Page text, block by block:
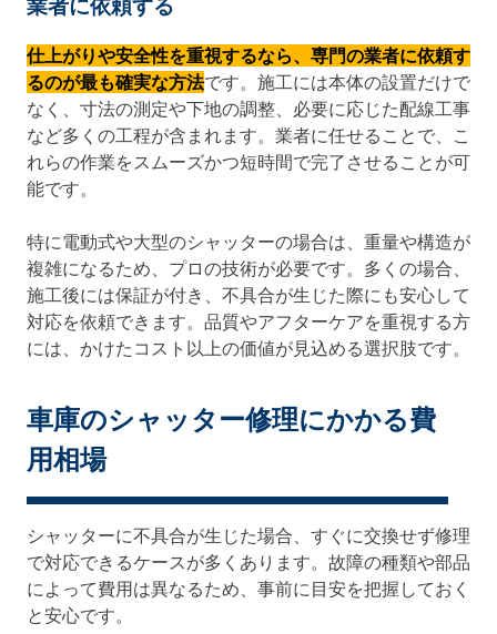
業者に依頼する
仕上がりや安全性を重視するなら、専門の業者に依頼す
るのが最も確実な方法です。施工には本体の設置だけで
なく、寸法の測定や下地の調整、必要に応じた配線工事
など多くの工程が含まれます。業者に任せることで、こ
れらの作業をスムーズかつ短時間で完了させることが可
能です。
特に電動式や大型のシャッターの場合は、重量や構造が
複雑になるため、プロの技術が必要です。多くの場合、
施工後には保証が付き、不具合が生じた際にも安心して
対応を依頼できます。品質やアフターケアを重視する方
には、かけたコスト以上の価値が見込める選択肢です。
車庫のシャッター修理にかかる費
用相場
シャッターに不具合が生じた場合、すぐに交換せず修理
で対応できるケースが多くあります。故障の種類や部品
によって費用は異なるため、事前に目安を把握しておく
と安心です。